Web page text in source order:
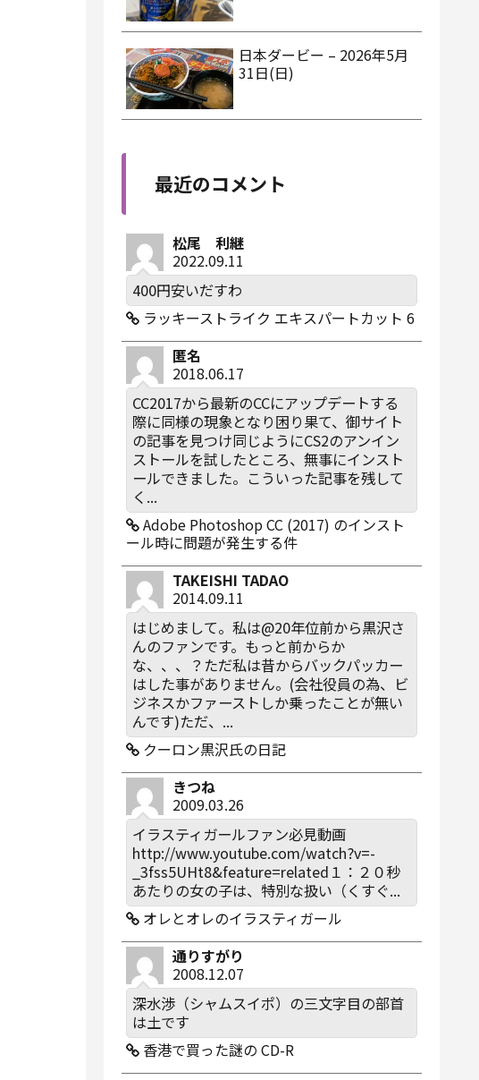
日本ダービー – 2026年5月
31日(日)
最近のコメント
松尾 利継
2022.09.11
400円安いだすわ
ラッキーストライク エキスパートカット 6
匿名
2018.06.17
CC2017から最新のCCにアップデートする
際に同様の現象となり困り果て、御サイト
の記事を見つけ同じようにCS2のアンイン
ストールを試したところ、無事にインスト
ールできました。こういった記事を残して
く...
Adobe Photoshop CC (2017) のインスト
ール時に問題が発生する件
TAKEISHI TADAO
2014.09.11
はじめまして。私は@20年位前から黒沢さ
んのファンです。もっと前からか
な、、、？ただ私は昔からバックパッカー
はした事がありません。(会社役員の為、ビ
ジネスかファーストしか乗ったことが無い
んです)ただ、...
クーロン黒沢氏の日記
きつね
2009.03.26
イラスティガールファン必見動画
http://www.youtube.com/watch?v=-
_3fss5UHt8&feature=related１：２０秒
あたりの女の子は、特別な扱い（くすぐ...
オレとオレのイラスティガール
通りすがり
2008.12.07
深水渉（シャムスイポ）の三文字目の部首
は土です
香港で買った謎の CD-R